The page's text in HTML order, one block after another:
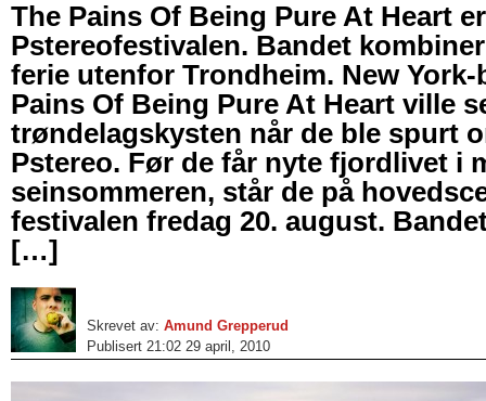
The Pains Of Being Pure At Heart
Pstereofestivalen. Bandet
ferie utenfor Trondheim. New York-
Pains Of Being Pure At Heart ville
trøndelagskysten når de ble spurt
Pstereo. Før de får nyte fjordlivet i
seinsommeren, står de på
festivalen fredag 20. august.
[…]
Skrevet av: Amund Grepperud
Publisert 21:02 29 april, 2010